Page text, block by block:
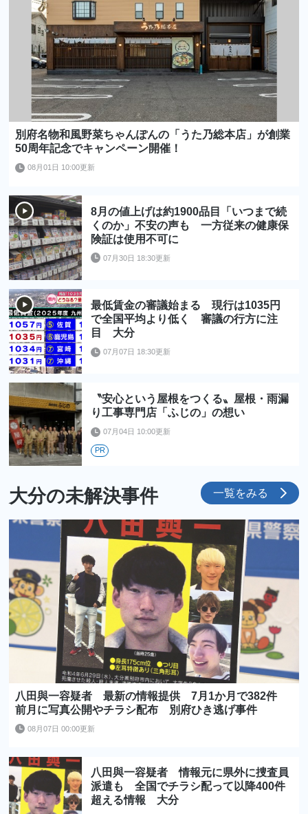
別府名物和風野菜ちゃんぽんの「うた乃総本店」が創業
50周年記念でキャンペーン開催！
08月01日 10:00更新
8月の値上げは約1900品目「いつまで続
くのか」不安の声も 一方従来の健康保
険証は使用不可に
07月30日 18:30更新
最低賃金の審議始まる 現行は1035円
で全国平均より低く 審議の行方に注
目 大分
07月07日 18:30更新
〝安心という屋根をつくる〟屋根・雨漏
り工事専門店「ふじの」の想い
07月04日 10:00更新
PR
大分の未解決事件 一覧をみる
八田與一容疑者 最新の情報提供 7月1か月で382件
前月に写真公開やチラシ配布 別府ひき逃げ事件
08月07日 00:00更新
八田與一容疑者 情報元に県外に捜査員
派遣も 全国でチラシ配って以降400件
超える情報 大分